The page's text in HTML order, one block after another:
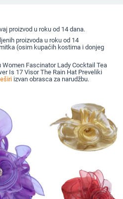
proizvod u roku od 14 dana.
proizvoda u roku od 14
(osim kupaćih kostima i donjeg
Women Fascinator Lady Cocktail Tea
Is 17 Visor The Rain Hat Preveliki
izvan obrasca za narudžbu.